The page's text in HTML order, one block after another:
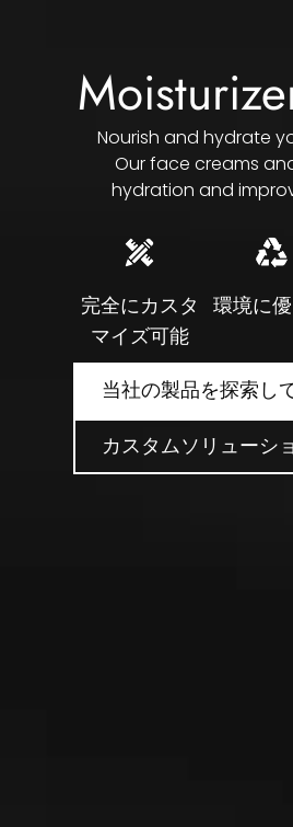
Nourish and hydrate
Our face creams
hydration and
完全にカスタ
マイズ可能
環境に
当社の製品を探索し
カスタムソリューシ